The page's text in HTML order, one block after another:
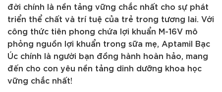
đời chính là nền tảng vững chắc nhất cho sự phát
triển thể chất và trí tuệ của trẻ trong tương lai. Với
công thức tiên phong chứa lợi khuẩn M-16V mô
phỏng nguồn lợi khuẩn trong sữa mẹ, Aptamil Bạc
Úc chính là người bạn đồng hành hoàn hảo, mang
đến cho con yêu nền tảng dinh dưỡng khoa học
vững chắc nhất!